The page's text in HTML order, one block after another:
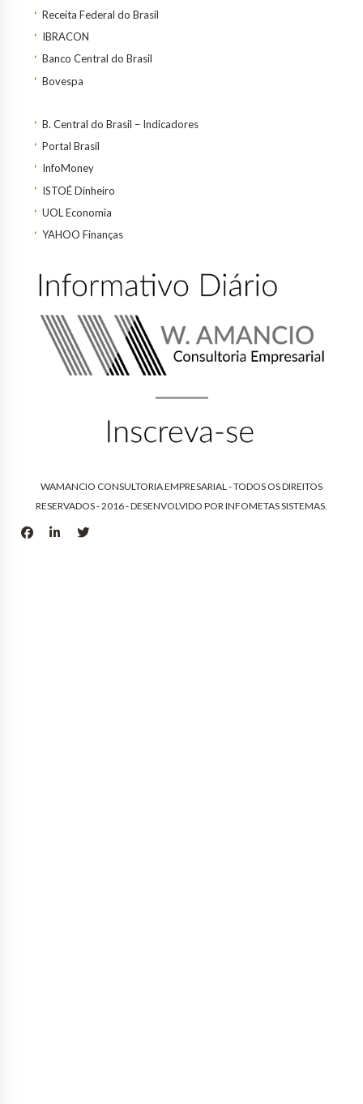
Receita Federal do Brasil
IBRACON
Banco Central do Brasil
Bovespa
B. Central do Brasil – Indicadores
Portal Brasil
InfoMoney
ISTOÉ Dinheiro
UOL Economia
YAHOO Finanças
WAMANCIO CONSULTORIA EMPRESARIAL - TODOS OS DIREITOS
RESERVADOS - 2016 - DESENVOLVIDO PORINFOMETAS SISTEMAS.